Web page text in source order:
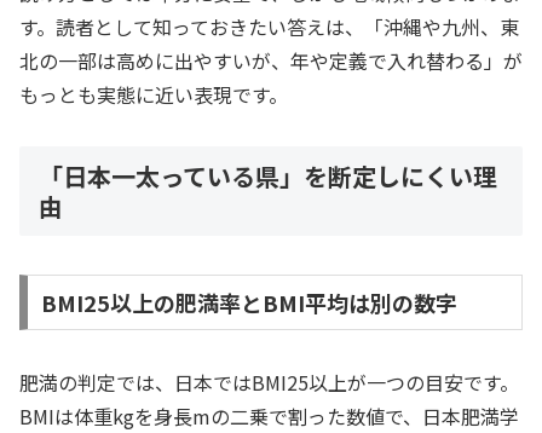
す。読者として知っておきたい答えは、「沖縄や九州、東
北の一部は高めに出やすいが、年や定義で入れ替わる」が
もっとも実態に近い表現です。
「日本一太っている県」を断定しにくい理
由
BMI25以上の肥満率とBMI平均は別の数字
肥満の判定では、日本ではBMI25以上が一つの目安です。
BMIは体重kgを身長mの二乗で割った数値で、日本肥満学